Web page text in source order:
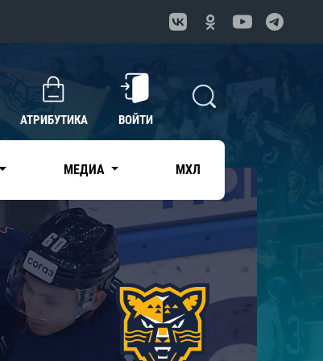
АТРИБУТИКА ВОЙТИ
МЕДИА МХЛ